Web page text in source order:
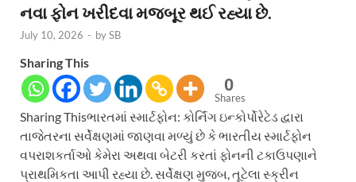
નવા ફોન ખરીદવા મજબૂર થઈ રહ્યા છે.
July 10, 2026 - bySB
Sharing This
0
Shares
Sharing Thisભારતમાં સ્માર્ટફોન: કોર્નિંગ ઇન્કોર્પોરેટેડ દ્વારા
તાજેતરના સર્વેક્ષણમાં જાણવા મળ્યું છે કે ભારતીય સ્માર્ટફોન
વપરાશકર્તાઓ કેમેરા અથવા બેટરી કરતાં ફોનની ટકાઉપણાને
પ્રાથમિકતા આપી રહ્યા છે. સર્વેક્ષણ મુજબ, તૂટેલા સ્ક્રીન